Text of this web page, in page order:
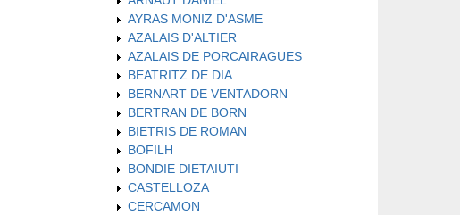
AYRAS MONIZ D'ASME
AZALAIS D'ALTIER
AZALAIS DE PORCAIRAGUES
BEATRITZ DE DIA
BERNART DE VENTADORN
BERTRAN DE BORN
BIETRIS DE ROMAN
BOFILH
BONDIE DIETAIUTI
CASTELLOZA
CERCAMON